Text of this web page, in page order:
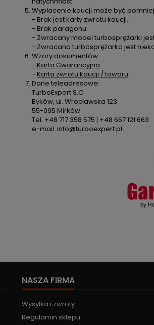
Wypłacenie kaucji może być
- Brak jest karty zwrotu kaucji.
- Brak paragonu.
- Zwracany model turbosprężarki
- Zwracana turbosprężarka jest
Wzory dokumentów:
- Karta Gwarancyjna
- Karta zwrotu kaucji / towaru
Dane teleadresowe:
TurboExpert S.C
Byków, ul. Wrocławska 123
55-095 Mirków
Tel. +48 717 358 575 | +48 667 121 663
e-mail. info@turboexpert.pl
NASZA FIRMA
Wysyłka i zwroty
Regulamin sklepu